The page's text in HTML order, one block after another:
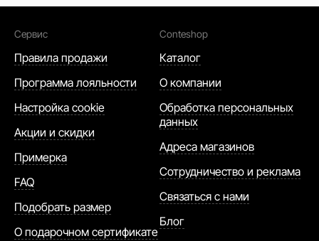
Сервис
Правила продажи
Программа лояльности
Настройка cookie
Акции и скидки
Примерка
FAQ
Подобрать размер
О подарочном сертификате
Conteshop
Каталог
О компании
Обработка персональных
данных
Адреса магазинов
Сотрудничество и реклама
Связаться с нами
Блог